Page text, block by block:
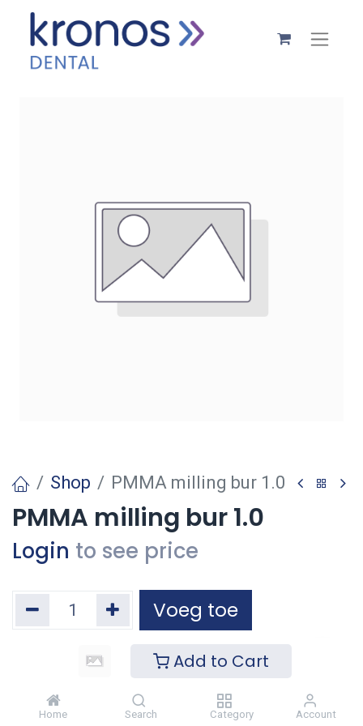
Add to Cart
Home Search Category Account
Shop PMMA milling bur 1.0
PMMA milling bur 1.0
Login to see price
Voeg toe
Toevoegen aan verlanglijst